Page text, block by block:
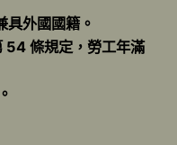
具外國國籍。
54 條規定，勞工年滿